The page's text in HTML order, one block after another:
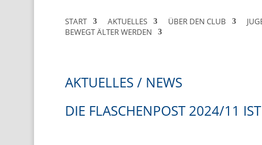
START AKTUELLES ÜBER DEN CLUB
BEWEGT ÄLTER WERDEN
AKTUELLES / NEWS
DIE FLASCHENPOST 2024/11